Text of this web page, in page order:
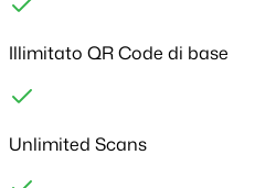
Illimitato QR Code di base
Unlimited Scans